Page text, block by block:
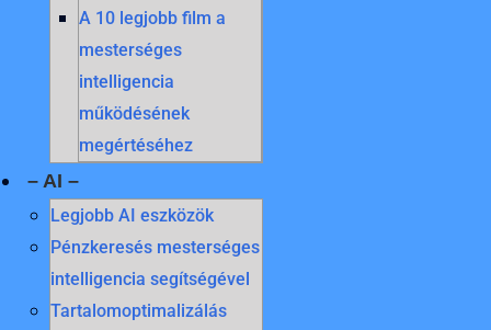
A 10 legjobb film a
mesterséges
intelligencia
működésének
megértéséhez
– AI –
Legjobb AI eszközök
Pénzkeresés mesterséges
intelligencia segítségével
Tartalomoptimalizálás